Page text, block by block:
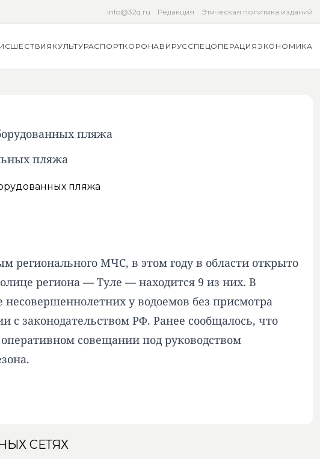
info@32q.ru Редакция Этическая политика изданий
КУЛЬТУРАСПОРТКОРОНАВИРУССПЕЦОПЕРАЦИЯЭКОНОМИКА
пляжа
пляжа
регионального МЧС, в этом году в области открыто
региона — Туле — находится 9 из них. В
у водоемов без присмотра
законодательством РФ. Ранее сообщалось, что
совещании под руководством
СЕТЯХ